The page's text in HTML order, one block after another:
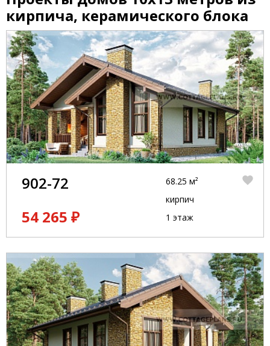
кирпича, керамического блока
902-72
54 265 ₽
68.25 м²
кирпич
1 этаж